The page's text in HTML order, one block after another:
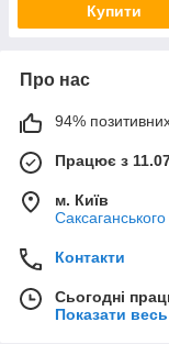
Купити
Про нас
94% позитивних
Працює з
м. Київ
Контакти
Сьогодні
Показати